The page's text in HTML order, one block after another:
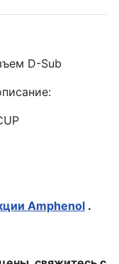
D-Sub
Amphenol .